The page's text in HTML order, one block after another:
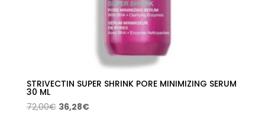
STRIVECTIN SUPER SHRINK PORE MINIMIZING SERUM
30 ML
72,00€ El
36,28€El